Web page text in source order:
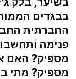
בבגדים
החברתית
פנימה
מספיק? האם
מספיק? מתי